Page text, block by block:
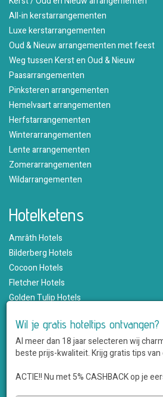
All-in kerstarrangementen
Luxe kerstarrangementen
Oud & Nieuw arrangementen met feest
Weg tussen Kerst en Oud & Nieuw
Paasarrangementen
Pinksteren arrangementen
Hemelvaart arrangementen
Herfstarrangementen
Winterarrangementen
Lente arrangementen
Zomerarrangementen
Wildarrangementen
Hotelketens
Amrâth Hotels
Bilderberg Hotels
Cocoon Hotels
Fletcher Hotels
Golden Tulip Hotels
Martin's Hotels
Romantik Hotels
Saillant Hotels
WestCord Hotels
Wil je gratis hoteltips ontvangen?
Al meer dan 18 jaar selecteren wij
beste prijs-kwaliteit. Krijg gratis tips
ACTIE!! Nu met 5% CASHBACK op je